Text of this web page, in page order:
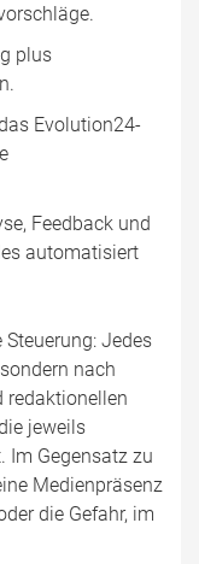
plus
Evolution24-
Feedback und
automatisiert
Jedes
nach
redaktionellen
jeweils
Im Gegensatz zu
Medienpräsenz
die Gefahr, im